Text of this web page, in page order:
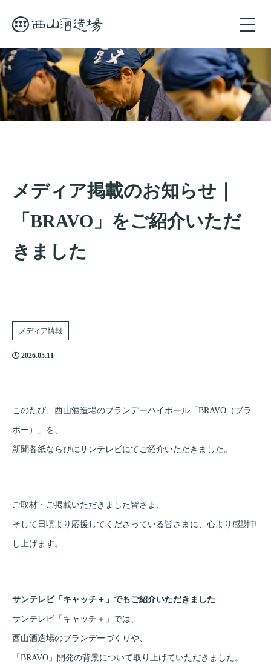
toggle
メディア掲載のお知らせ｜
「BRAVO」をご紹介いただ
きました
メディア情報
2026.05.11
このたび、西山酒造場のブランデーハイボール「BRAVO（ブラ
ボー）」を、
新聞各紙ならびにサンテレビにてご紹介いただきました。
ご取材・ご掲載いただきました皆さま、
そして日頃より応援してくださっている皆さまに、心より感謝申
し上げます。
サンテレビ「キャッチ＋」でもご紹介いただきました
サンテレビ「キャッチ＋」では、
西山酒造場のブランデーづくりや、
「BRAVO」開発の背景について取り上げていただきました。